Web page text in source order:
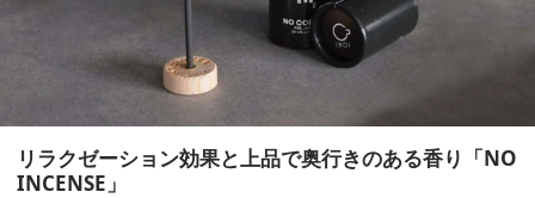
リラクゼーション効果と上品で奥行きのある香り「NO
INCENSE」